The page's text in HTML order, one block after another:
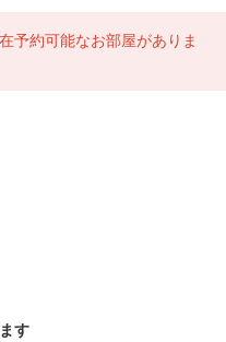
予約可能なお部屋がありま
す